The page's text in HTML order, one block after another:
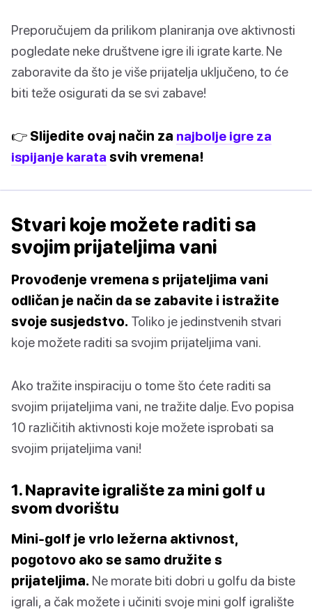
Preporučujem da prilikom planiranja ove aktivnosti
pogledate neke društvene igre ili igrate karte. Ne
zaboravite da što je više prijatelja uključeno, to će
biti teže osigurati da se svi zabave!
👉 Slijedite ovaj način za najbolje igre za
ispijanje karata svih vremena!
Stvari koje možete raditi sa
svojim prijateljima vani
Provođenje vremena s prijateljima vani
odličan je način da se zabavite i istražite
svoje susjedstvo. Toliko je jedinstvenih stvari
koje možete raditi sa svojim prijateljima vani.
Ako tražite inspiraciju o tome što ćete raditi sa
svojim prijateljima vani, ne tražite dalje. Evo popisa
10 različitih aktivnosti koje možete isprobati sa
svojim prijateljima vani!
1. Napravite igralište za mini golf u
svom dvorištu
Mini-golf je vrlo ležerna aktivnost,
pogotovo ako se samo družite s
prijateljima. Ne morate biti dobri u golfu da biste
igrali, a čak možete i učiniti svoje mini golf igralište